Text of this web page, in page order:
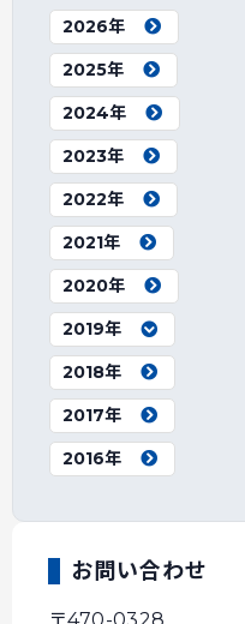
2026年
2025年
2024年
2023年
2022年
2021年
2020年
2019年
2018年
2017年
2016年
お問い合わせ